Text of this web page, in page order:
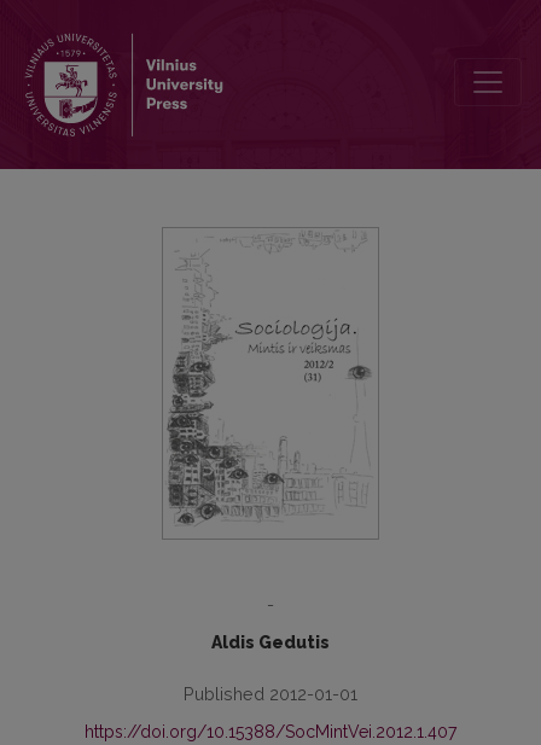
-
Aldis Gedutis
Published 2012-01-01
https://doi.org/10.15388/SocMintVei.2012.1.407